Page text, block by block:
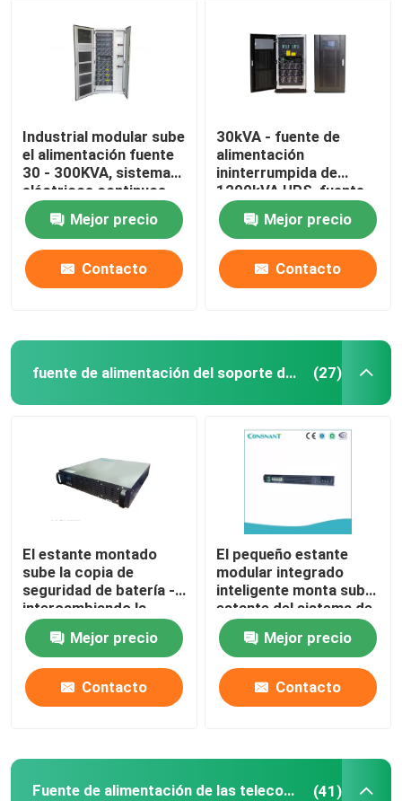
Industrial modular sube
el alimentación fuente
30 - 300KVA, sistemas
eléctricos continuos
trifásicos
Mejor precio
Contacto
30kVA - fuente de
alimentación
ininterrumpida de
1200kVA UPS, fuente
de alimentación de
reserva de gran
disponibilidad de UPS
Mejor precio
Contacto
fuente de alimentación del soporte de estante (27)
El estante montado
sube la copia de
seguridad de batería -
intercambiando la
función, 1 - 10KVA
caliente 800 - 8000W
montado en rack sube
1u
Mejor precio
Contacto
El pequeño estante
modular integrado
inteligente monta sube,
estante del sistema de
alimentación
ininterrumpida
aumentable
Mejor precio
Contacto
Fuente de alimentación de las telecomunicaciones (41)